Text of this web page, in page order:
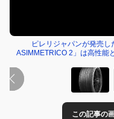
ピレリジャパンが発売
ASIMMETRICO 2」は高性能
この記事の